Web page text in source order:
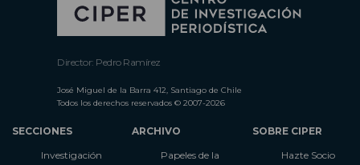
Director: Pedro Ramírez
José Miguel de la Barra 412, Santiago de Chile
Todos los derechos reservados © 2007-2026
SECCIONES
Investigación
ARCHIVO
Papeles de la
SOBRE CIPER
Hazte Socio